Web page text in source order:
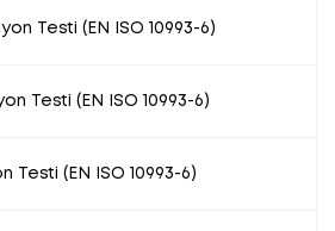
Testi (EN ISO 10993-6)
Testi (EN ISO 10993-6)
Testi (EN ISO 10993-6)